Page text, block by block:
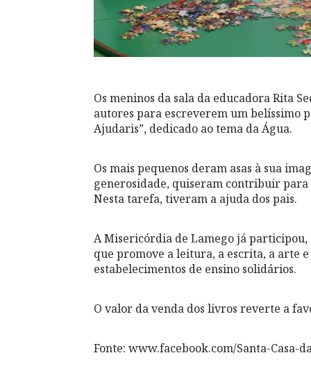
Os meninos da sala da educadora Rita
autores para escreverem um belíssimo
Ajudaris”, dedicado ao tema da Água.
Os mais pequenos deram asas à sua
generosidade, quiseram contribuir para
Nesta tarefa, tiveram a ajuda dos pais.
A Misericórdia de Lamego já participou,
que promove a leitura, a escrita, a arte
estabelecimentos de ensino solidários.
O valor da venda dos livros reverte a
Fonte: www.facebook.com/Santa-Casa-